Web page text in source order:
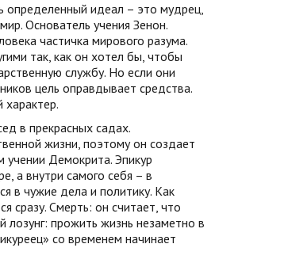
определенный идеал – это мудрец,
Основатель учения Зенон.
частичка мирового разума.
так, как он хотел бы, чтобы
службу. Но если они
цель оправдывает средства.
в прекрасных садах.
жизни, поэтому он создает
учении Демокрита. Эпикур
а внутри самого себя – в
в чужие дела и политику. Как
сразу. Смерть: он считает, что
лозунг: прожить жизнь незаметно в
со временем начинает